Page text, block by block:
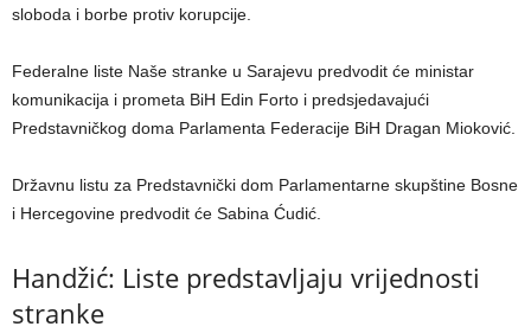
sloboda i borbe protiv korupcije.
Federalne liste Naše stranke u Sarajevu predvodit će ministar
komunikacija i prometa BiH Edin Forto i predsjedavajući
Predstavničkog doma Parlamenta Federacije BiH Dragan Mioković.
Državnu listu za Predstavnički dom Parlamentarne skupštine Bosne
i Hercegovine predvodit će Sabina Ćudić.
Handžić: Liste predstavljaju vrijednosti
stranke